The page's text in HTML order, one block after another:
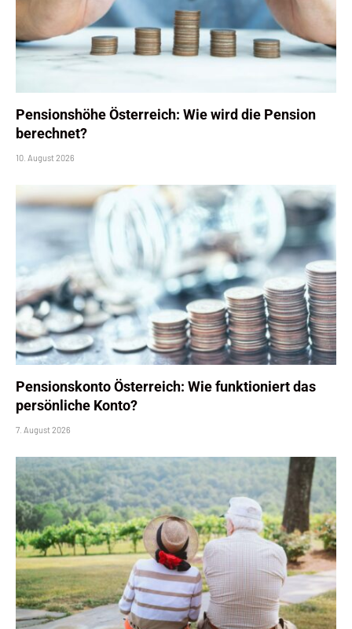
Pensionshöhe Österreich: Wie wird die Pension
berechnet?
10. August 2026
Pensionskonto Österreich: Wie funktioniert das
persönliche Konto?
7. August 2026